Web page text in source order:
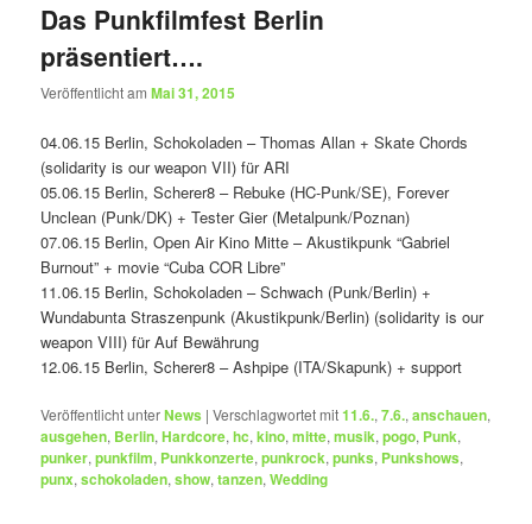
Das Punkfilmfest Berlin
präsentiert….
Veröffentlicht amMai 31, 2015
04.06.15 Berlin, Schokoladen – Thomas Allan + Skate Chords
(solidarity is our weapon VII) für ARI
05.06.15 Berlin, Scherer8 – Rebuke (HC-Punk/SE), Forever
Unclean (Punk/DK) + Tester Gier (Metalpunk/Poznan)
07.06.15 Berlin, Open Air Kino Mitte – Akustikpunk “Gabriel
Burnout” + movie “Cuba COR Libre”
11.06.15 Berlin, Schokoladen – Schwach (Punk/Berlin) +
Wundabunta Straszenpunk (Akustikpunk/Berlin) (solidarity is our
weapon VIII) für Auf Bewährung
12.06.15 Berlin, Scherer8 – Ashpipe (ITA/Skapunk) + support
Veröffentlicht unterNews |Verschlagwortet mit11.6.,7.6.,anschauen,
ausgehen, Berlin,Hardcore,hc,kino,mitte,musik,pogo, Punk,
punker,punkfilm, Punkkonzerte,punkrock,punks, Punkshows,
punx,schokoladen,show,tanzen,Wedding